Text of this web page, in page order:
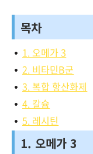
목차
1. 오메가 3
2. 비타민B군
3. 복합 항산화제
4. 칼슘
5. 레시틴
1. 오메가 3